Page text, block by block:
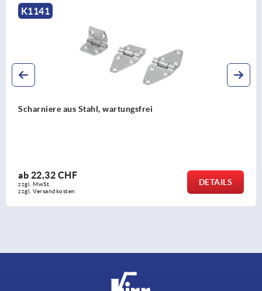
K1141
Scharniere aus Stahl, wartungsfrei
ab 22,32 CHF
zzgl. MwSt.
zzgl. Versandkosten
DETAILS